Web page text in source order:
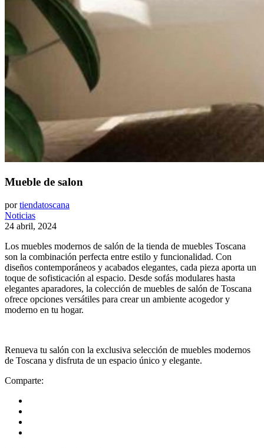
Mueble de salon
portiendatoscana
Noticias
24 abril, 2024
Los muebles modernos de salón de la tienda de muebles Toscana
son la combinación perfecta entre estilo y funcionalidad. Con
diseños contemporáneos y acabados elegantes, cada pieza aporta un
toque de sofisticación al espacio. Desde sofás modulares hasta
elegantes aparadores, la colección de muebles de salón de Toscana
ofrece opciones versátiles para crear un ambiente acogedor y
moderno en tu hogar.
Renueva tu salón con la exclusiva selección de muebles modernos
de Toscana y disfruta de un espacio único y elegante.
Comparte: